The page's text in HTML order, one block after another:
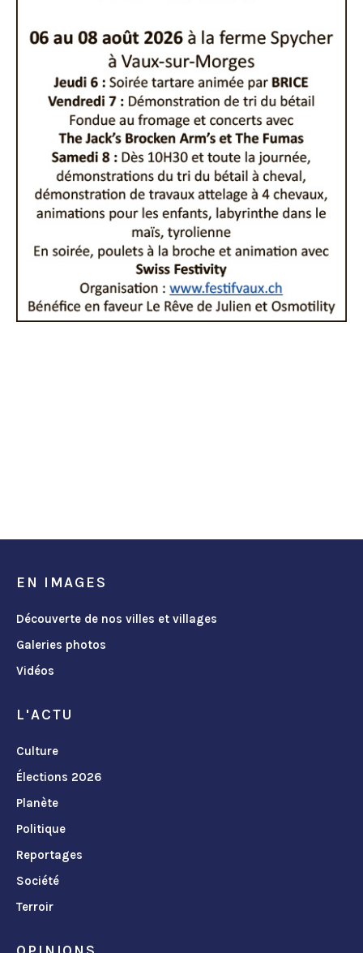
EN IMAGES
Découverte de nos villes et villages
Galeries photos
Vidéos
L'ACTU
Culture
Élections 2026
Planète
Politique
Reportages
Société
Terroir